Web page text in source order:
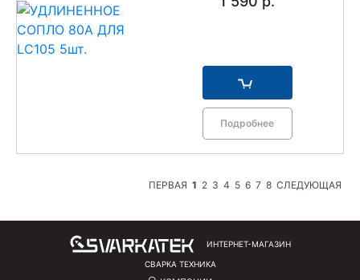
Подробнее
ПЕРВАЯ 1 2 3 4 5 6 7 8 СЛЕДУЮЩАЯ
ИНТЕРНЕТ-МАГАЗИН
СВАРКА ТЕХНИКА